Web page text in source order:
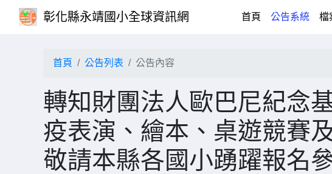
彰化縣永靖國小全球資訊網 首頁 (current)
公告系統 檔
首頁 公告列表 公告內容
轉知財團法人歐巴尼紀念
疫表演、繪本、桌遊競賽
敬請本縣各國小踴躍報名